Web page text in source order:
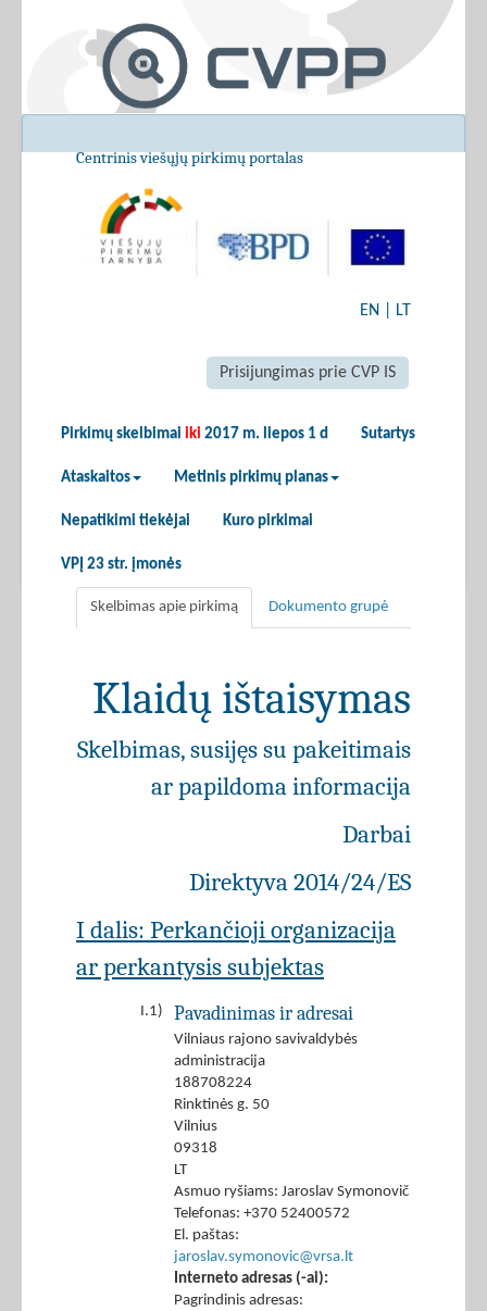
Centrinis viešųjų pirkimų portalas
EN LT
Prisijungimas prie CVP IS
Pirkimų skelbimai iki 2017 m. liepos 1 d Sutartys
Ataskaitos Metinis pirkimų planas
Nepatikimi tiekėjai Kuro pirkimai
VPĮ 23 str. įmonės
Skelbimas apie pirkimą Dokumento grupė
Klaidų ištaisymas
Skelbimas, susijęs su pakeitimais
ar papildoma informacija
Darbai
Direktyva 2014/24/ES
I dalis: Perkančioji organizacija
ar perkantysis subjektas
I.1) Pavadinimas ir adresai
Vilniaus rajono savivaldybės
administracija
188708224
Rinktinės g. 50
Vilnius
09318
LT
Asmuo ryšiams: Jaroslav Symonovič
Telefonas: +370 52400572
El. paštas:
jaroslav.symonovic@vrsa.lt
Interneto adresas (-ai):
Pagrindinis adresas: